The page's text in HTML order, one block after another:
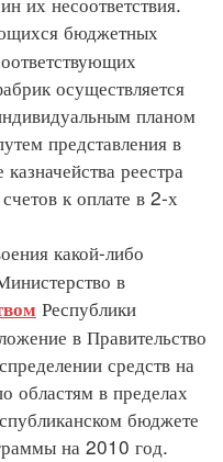
бюджетных
осуществляется
планом
представления в
реестра
к оплате в 2-х
какой-либо
в
Республики
в Правительство
средств на
областям в пределах
бюджете
на 2010 год.